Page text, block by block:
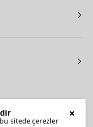
×
sitede çerezler